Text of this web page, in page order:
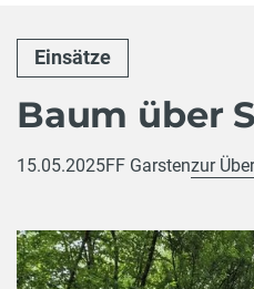
Einsätze
Baum über
15.05.2025FF Garstenzur